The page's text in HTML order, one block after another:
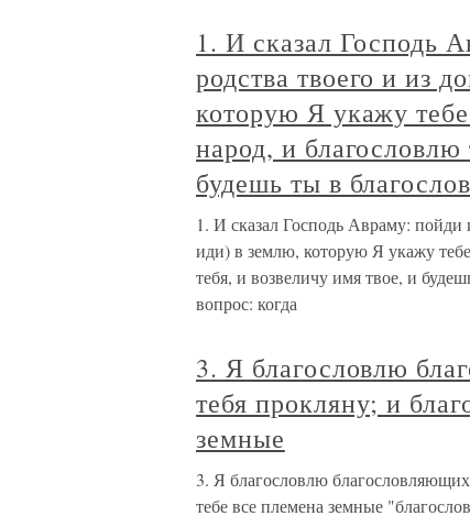
1. И сказал Господь
родства твоего и из
которую Я укажу
народ, и
будешь ты в
1. И сказал Господь Авраму: пойди
иди) в землю, которую Я укажу
тебя, и возвеличу имя твое, и
вопрос: когда
3. Я благословлю
тебя прокляну; и
земные
3. Я благословлю
тебе все племена земные